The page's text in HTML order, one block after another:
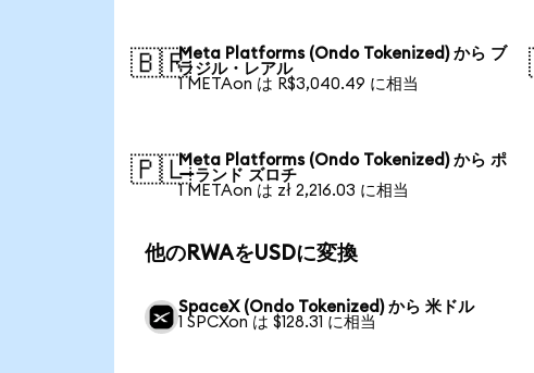
🇧🇷Meta Platforms (Ondo Tokenized) から ブ
ラジル・レアル
1 METAon は R$3,040.49 に相当
🇵🇱Meta Platforms (Ondo Tokenized) から ポ
ーランド ズロチ
1 METAon は zł 2,216.03 に相当
他のRWAをUSDに変換
SpaceX (Ondo Tokenized) から 米ドル
1 SPCXon は $128.31 に相当